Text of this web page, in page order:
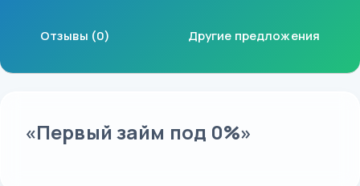
Отзывы (0) Другие предложения
«Первый займ под 0%»